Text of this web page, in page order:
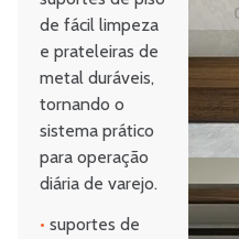
de fácil limpeza
e prateleiras de
metal duráveis,
tornando o
sistema prático
para operação
diária de varejo.
• suportes de